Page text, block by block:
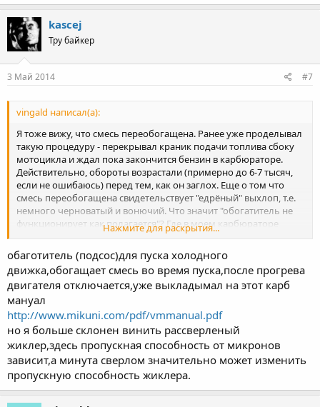
kascej
Тру байкер
3 Май 2014 #7
vingald написал(а):
Я тоже вижу, что смесь переобогащена. Ранее уже проделывал
такую процедуру - перекрывал краник подачи топлива сбоку
мотоцикла и ждал пока закончится бензин в карбюраторе.
Действительно, обороты возрастали (примерно до 6-7 тысяч,
если не ошибаюсь) перед тем, как он заглох. Еще о том что
смесь переобогащена свидетельствует "едрёный" выхлоп, т.е.
немного черноватый и вонючий. Что значит "обогатитель не
функционирует как полагается"? Где в моем карбюраторе
(Mikuni VM22) обогатитель? Как это можно исправить?
Нажмите для раскрытия...
обаготитель (подсос)для пуска холодного
движка,обогащает смесь во время пуска,после прогрева
двигателя отключается,уже выкладымал на этот карб
мануал
http://www.mikuni.com/pdf/vmmanual.pdf
но я больше склонен винить рассверленый
жиклер,здесь пропускная способность от микронов
зависит,а минута сверлом значительно может изменить
пропускную способность жиклера.